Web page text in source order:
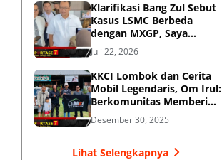
Klarifikasi Bang Zul Sebut
Kasus LSMC Berbeda
dengan MXGP, Saya
Dipanggil Sebagai Saksi
Juli 22, 2026
KKCI Lombok dan Cerita
Mobil Legendaris, Om Irul:
Berkomunitas Memberi
Manfaat dan Membangun
Imej Positif
Desember 30, 2025
Lihat Selengkapnya